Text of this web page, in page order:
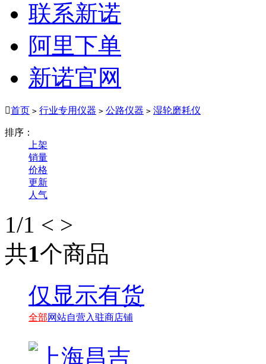
联系新诺
阿里下单
新诺官网
首页 > 行业专用仪器 > 公路仪器 > 湿轮磨耗仪
排序：
上架
销量
价格
更新
人气
1/1 < >
共1个商品
仅显示有货
全部网站自营入驻商店铺